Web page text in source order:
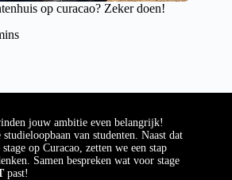
op curacao? Zeker doen!
jouw ambitie even belangrijk!
van studenten. Naast dat
op Curacao, zetten we een stap
Samen bespreken wat voor stage
past!